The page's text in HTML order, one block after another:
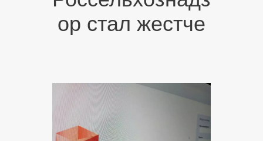
ор стал жестче
ПАРТНЕРЫ
КОНТАКТЫ